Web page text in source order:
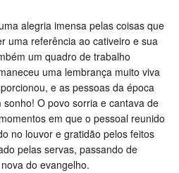
alegria imensa pelas coisas que
uma referência ao cativeiro e sua
um quadro de trabalho
uma lembrança muito viva
e as pessoas da época
O povo sorria e cantava de
em que o pessoal reunido
no louvor e gratidão pelos feitos
pelas servas, passando de
do evangelho.